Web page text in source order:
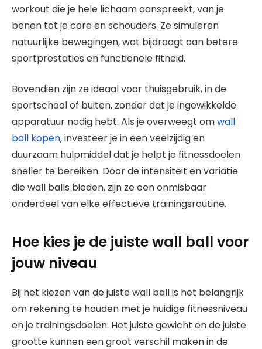
workout die je hele lichaam aanspreekt, van je
benen tot je core en schouders. Ze simuleren
natuurlijke bewegingen, wat bijdraagt aan betere
sportprestaties en functionele fitheid.
Bovendien zijn ze ideaal voor thuisgebruik, in de
sportschool of buiten, zonder dat je ingewikkelde
apparatuur nodig hebt. Als je overweegt omwall
ball kopen, investeer je in een veelzijdig en
duurzaam hulpmiddel dat je helpt je fitnessdoelen
sneller te bereiken. Door de intensiteit en variatie
die wall balls bieden, zijn ze een onmisbaar
onderdeel van elke effectieve trainingsroutine.
Hoe kies je de juiste wall ball voor
jouw niveau
Bij het kiezen van de juiste wall ball is het belangrijk
om rekening te houden met je huidige fitnessniveau
en je trainingsdoelen. Het juiste gewicht en de juiste
grootte kunnen een groot verschil maken in de